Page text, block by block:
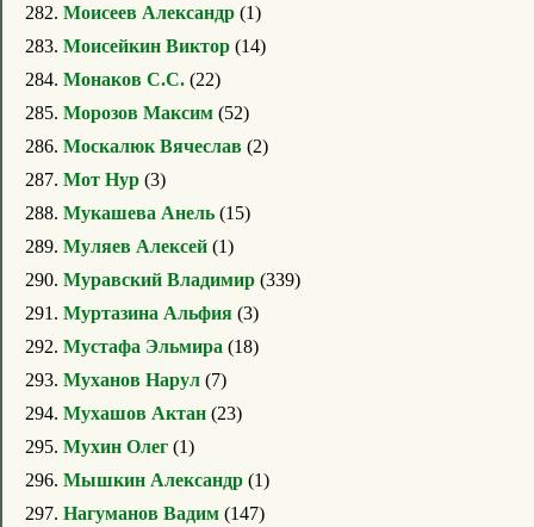
282. Моисеев Александр (1)
283. Моисейкин Виктор (14)
284. Монаков С.С. (22)
285. Морозов Максим (52)
286. Москалюк Вячеслав (2)
287. Мот Нур (3)
288. Мукашева Анель (15)
289. Муляев Алексей (1)
290. Муравский Владимир (339)
291. Муртазина Альфия (3)
292. Мустафа Эльмира (18)
293. Муханов Нарул (7)
294. Мухашов Актан (23)
295. Мухин Олег (1)
296. Мышкин Александр (1)
297. Нагуманов Вадим (147)